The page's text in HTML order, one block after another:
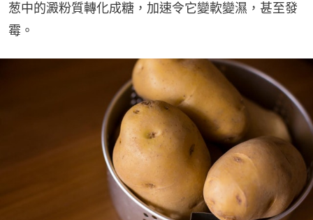
葱中的澱粉質轉化成糖，加速令它變軟變濕，甚至發
霉。